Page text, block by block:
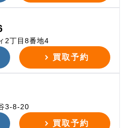
2丁目8番地4
買取予約
3-8-20
買取予約